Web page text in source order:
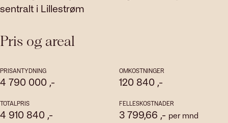
sentralt i Lillestrøm
Pris og areal
PRISANTYDNING
4 790 000 ,-
OMKOSTNINGER
120 840 ,-
TOTALPRIS
4 910 840 ,-
FELLESKOSTNADER
3 799,66 ,- per mnd